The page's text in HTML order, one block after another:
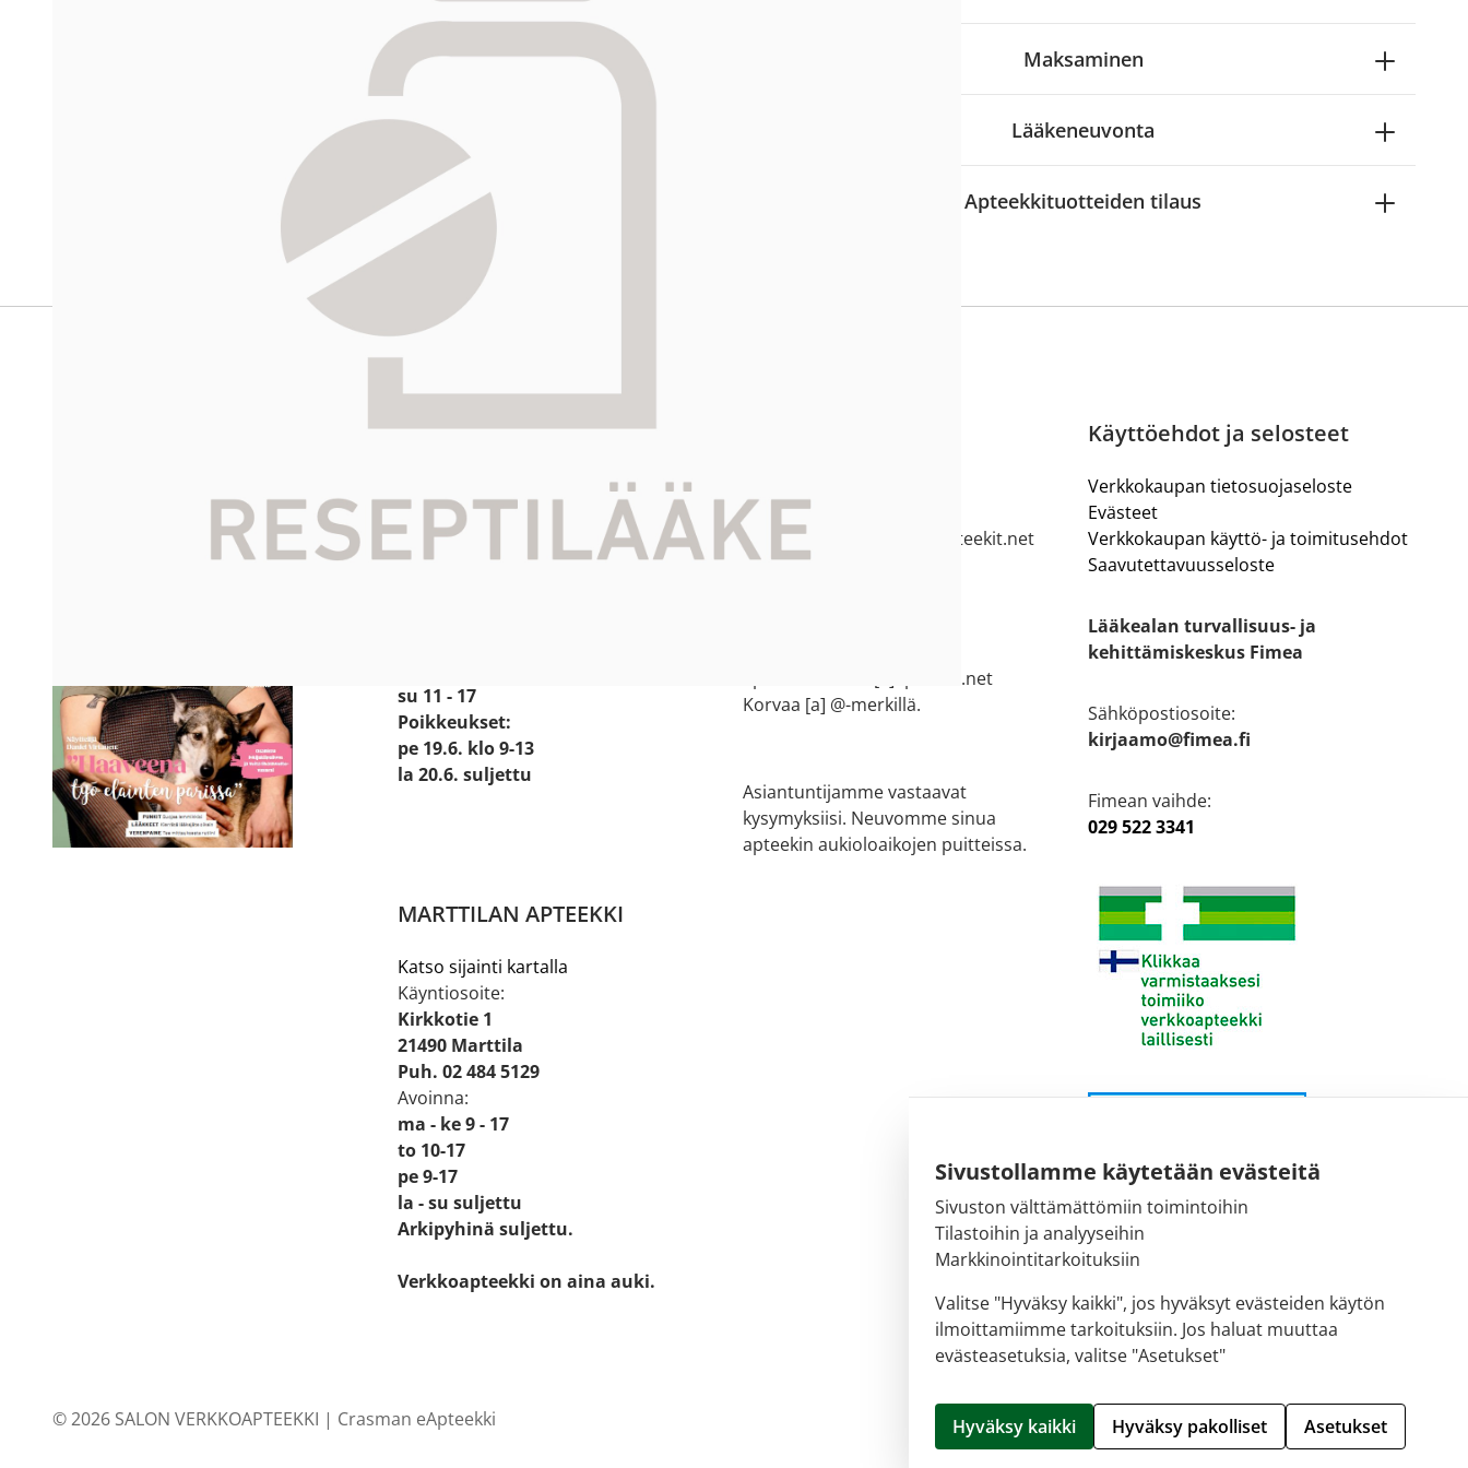
Sivustollamme käytetään evästeitä
Sivuston välttämättömiin toimintoihin
Tilastoihin ja analyyseihin
Markkinointitarkoituksiin
Valitse "Hyväksy kaikki", jos hyväksyt evästeiden käytön
ilmoittamiimme tarkoituksiin. Jos haluat muuttaa
evästeasetuksia, valitse "Asetukset"
Hyväksy kaikki Hyväksy pakolliset Asetukset
Reseptilääkkeiden tilaaminen edellyttää voimassa olevaa reseptiä, ja voit
-palvelusta. Tilausta varten sinun pitää ensin
tunnistautua. Apteekki käsittelee tilauksesi, jonka jälkeen voit maksaa ostoksesi.
Siirry reseptilääketilaukseen
Maksaminen
Lääkeneuvonta
Apteekkituotteiden tilaus
HALIKON APTEEKKI
Käyntiosoite:
Prismantie 2
24800 Halikko
su 11 - 17
Poikkeukset:
pe 19.6. klo 9-13
la 20.6. suljettu
MARTTILAN APTEEKKI
Katso sijainti kartalla
Käyntiosoite:
Kirkkotie 1
21490 Marttila
Puh. 02 484 5129
Avoinna:
ma - ke 9 - 17
to 10-17
pe 9-17
la - su suljettu
Arkipyhinä suljettu.
Verkkoapteekki on aina auki.
044 73 77 200
salon.verkkoapteekki[a]apteekit.net
Korvaa [a] @-merkillä.
apteekki.halikko[a]apteekit.net
Korvaa [a] @-merkillä.
Asiantuntijamme vastaavat
kysymyksiisi. Neuvomme sinua
apteekin aukioloaikojen puitteissa.
Käyttöehdot ja selosteet
Verkkokaupan tietosuojaseloste
Evästeet
Verkkokaupan käyttö- ja toimitusehdot
Saavutettavuusseloste
Lääkealan turvallisuus- ja
kehittämiskeskus Fimea
Sähköpostiosoite:
kirjaamo@fimea.fi
Fimean vaihde:
029 522 3341
© 2026 SALON VERKKOAPTEEKKI | Crasman eApteekki Hallitse evästeitä